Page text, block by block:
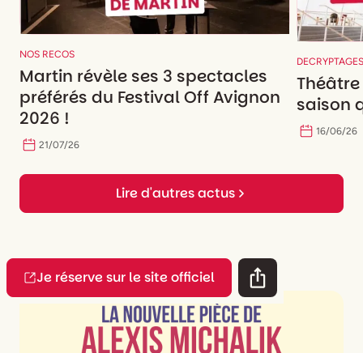
NOS RECOS
Martin révèle ses 3 spectacles
préférés du Festival Off Avignon
2026 !
21/07/26
saison
16/06/26
Lire d'autres actus
Je réserve sur le site officiel